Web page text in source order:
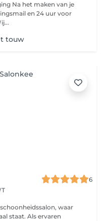
en 24 uur voor
Wij...
touw
6
waar
ervaren